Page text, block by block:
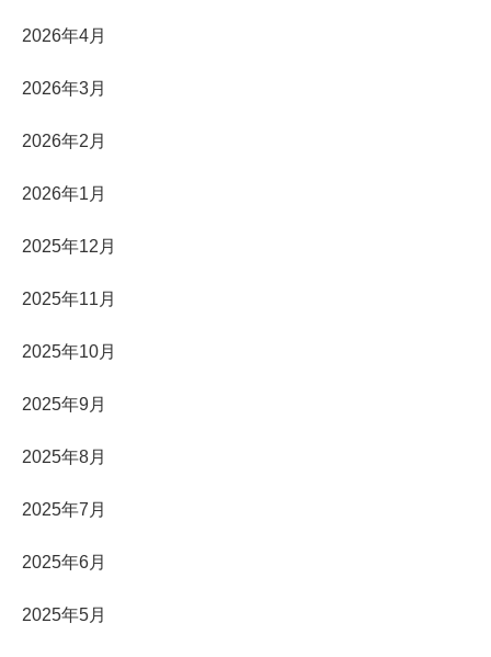
2026年4月
2026年3月
2026年2月
2026年1月
2025年12月
2025年11月
2025年10月
2025年9月
2025年8月
2025年7月
2025年6月
2025年5月